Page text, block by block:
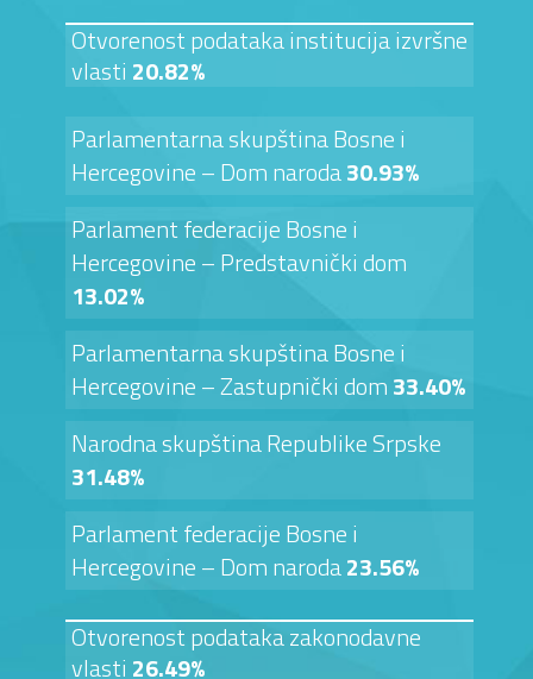
Otvorenost podataka institucija izvršne
vlasti 20.82%
Parlamentarna skupština Bosne i
Hercegovine – Dom naroda30.93%
Parlament federacije Bosne i
Hercegovine – Predstavnički dom
13.02%
Parlamentarna skupština Bosne i
Hercegovine – Zastupnički dom33.40%
Narodna skupština Republike Srpske
31.48%
Parlament federacije Bosne i
Hercegovine – Dom naroda23.56%
Otvorenost podataka zakonodavne
vlasti 26.49%